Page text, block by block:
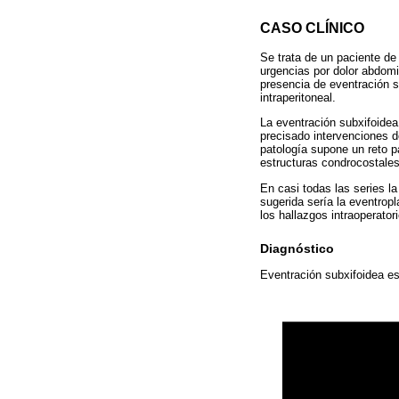
CASO CLÍNICO
Se trata de un paciente
urgencias por dolor
presencia de eventración
intraperitoneal.
La eventración
precisado intervenciones
patología supone un reto
estructuras
En casi todas las series
sugerida sería la
los hallazgos
Diagnóstico
Eventración subxifoidea